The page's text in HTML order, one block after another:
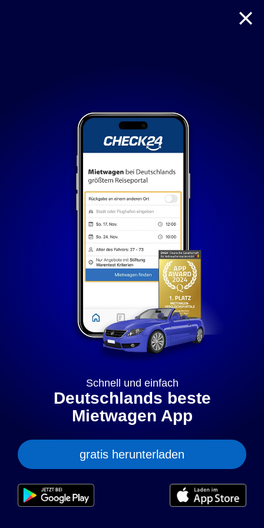
Unvergleichlich lecker
Mit dem Klick auf „geht klar” ermöglichen Sie uns Ihnen
über Cookies ein verbessertes Nutzungserlebnis zu
servieren und dieses kontinuierlich zu verbessern. So
können wir Ihnen bei unseren Partnern personalisierte
Werbung und passende Angebote anzeigen. Über
„anpassen” können Sie Ihre persönlichen Präferenzen
festlegen. Dies ist auch nachträglich jederzeit möglich. Mit
dem Klick auf „Nur notwendige Cookies” werden lediglich
technisch notwendige Cookies gespeichert.
Anpassen Geht klar
Schnell und einfach
Deutschlands beste
Mietwagen App
gratis herunterladen
Mietwagen